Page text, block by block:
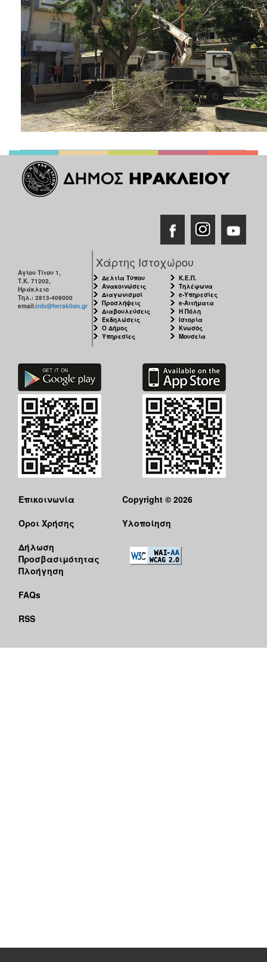
Αγίου Τίτου 1,
Τ.Κ. 71202,
Ηράκλειο
Τηλ.: 2813-409000
email:info@heraklion.gr
Χάρτης Ιστοχώρου
Δελτία Τύπου
Ανακοινώσεις
Διαγωνισμοί
Προσλήψεις
Διαβουλεύσεις
Εκδηλώσεις
Ο Δήμος
Υπηρεσίες
Κ.Ε.Π.
Τηλέφωνα
e-Υπηρεσίες
e-Αιτήματα
Η Πόλη
Ιστορία
Κνωσός
Μουσεία
Επικοινωνία
Όροι Χρήσης
Δήλωση
Προσβασιμότητας
Πλοήγηση
FAQs
RSS
Copyright © 2026
Υλοποίηση